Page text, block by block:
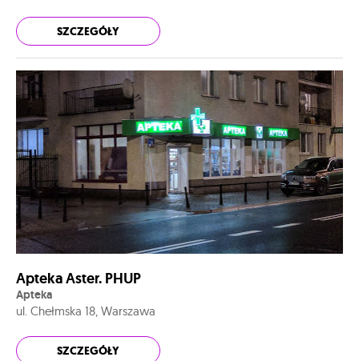
SZCZEGÓŁY
Apteka Aster. PHUP
Apteka
ul. Chełmska 18, Warszawa
SZCZEGÓŁY